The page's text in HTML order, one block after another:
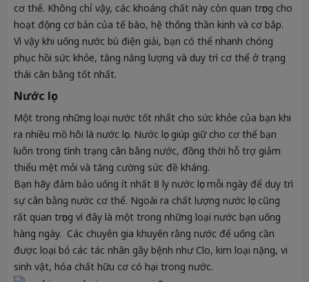
cơ thể. Không chỉ vậy, các khoáng chất này còn quan trọng cho
hoạt động cơ bản của tế bào, hệ thống thần kinh và cơ bắp.
Vì vậy khi uống nước bù điện giải, bạn có thể nhanh chóng
phục hồi sức khỏe, tăng năng lượng và duy trì cơ thể ở trạng
thái cân bằng tốt nhất.
Nước lọc
Một trong những loại nước tốt nhất cho sức khỏe của bạn khi
ra nhiều mồ hôi là nước lọc. Nước lọc giúp giữ cho cơ thể bạn
luôn trong tình trạng cân bằng nước, đồng thời hỗ trợ giảm
thiểu mệt mỏi và tăng cường sức đề kháng.
Bạn hãy đảm bảo uống ít nhất 8 ly nước lọc mỗi ngày để duy trì
sự cân bằng nước cơ thể. Ngoài ra chất lượng nước lọc cũng
rất quan trọng vì đây là một trong những loại nước bạn uống
hàng ngày. Các chuyên gia khuyên rằng nước để uống cần
được loại bỏ các tác nhân gây bệnh như Clo, kim loại nặng, vi
sinh vật, hóa chất hữu cơ có hại trong nước.